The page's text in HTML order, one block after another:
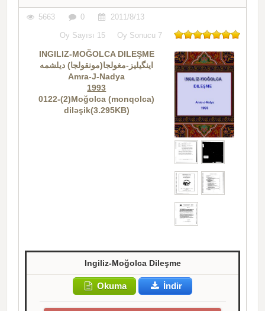
5663 0 2011/8/13
Oy Sayısı 15 Oy Sonucu 7
INGILIZ-MOĞOLCA DILEŞME
اینگیلیز-مغولجا(مونقولجا) دیلشمه
Amra-J-Nadya
1993
0122-(2)Moğolca (monqolca)
diləşik(3.295KB)
Ingiliz-Moğolca Dileşme
Okuma İndir